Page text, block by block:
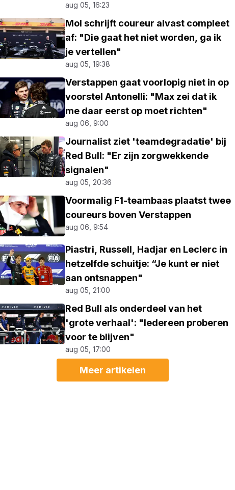
aug 05, 16:23
Mol schrijft coureur alvast compleet
af: "Die gaat het niet worden, ga ik
je vertellen"
aug 05, 19:38
Verstappen gaat voorlopig niet in op
voorstel Antonelli: "Max zei dat ik
me daar eerst op moet richten"
aug 06, 9:00
Journalist ziet 'teamdegradatie' bij
Red Bull: "Er zijn zorgwekkende
signalen"
aug 05, 20:36
Voormalig F1-teambaas plaatst twee
coureurs boven Verstappen
aug 06, 9:54
Piastri, Russell, Hadjar en Leclerc in
hetzelfde schuitje: “Je kunt er niet
aan ontsnappen"
aug 05, 21:00
Red Bull als onderdeel van het
'grote verhaal': "Iedereen proberen
voor te blijven"
aug 05, 17:00
Meer artikelen